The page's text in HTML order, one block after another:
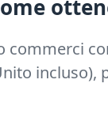
commerci
incluso),